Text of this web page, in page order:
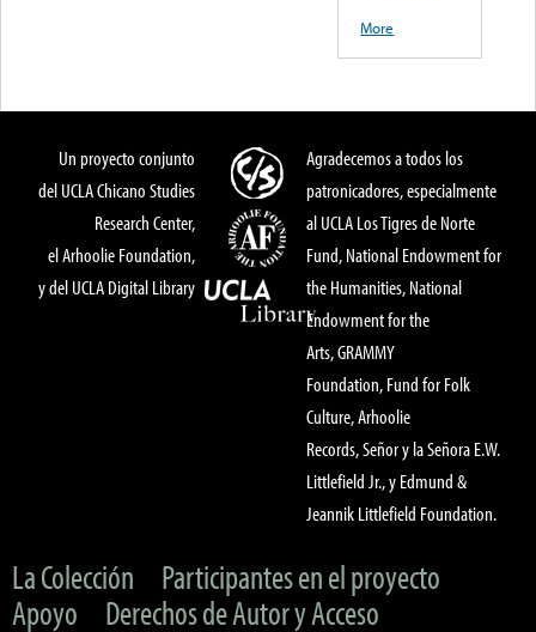
More
Un proyecto conjunto
del UCLA Chicano Studies
Research Center,
el Arhoolie Foundation,
y del UCLA Digital Library
Agradecemos a todos los
patronicadores, especialmente
al UCLA Los Tigres de Norte
Fund, National Endowment for
the Humanities, National
Endowment for the
Arts, GRAMMY
Foundation, Fund for Folk
Culture, Arhoolie
Records, Señor y la Señora E.W.
Littlefield Jr., y Edmund &
Jeannik Littlefield Foundation.
La Colección
Participantes en el proyecto
Apoyo
Derechos de Autor y Acceso